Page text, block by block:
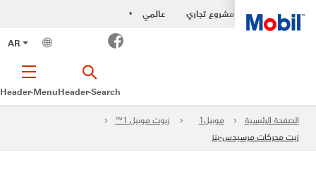
مشروع تجاري •
عالمي
AR
Facebook
Header-MenuHeader-Search
الصفحة الرئيسية
موبيل1
زيوت موبيل 1™
زيت محركات مرسيدس-بنز